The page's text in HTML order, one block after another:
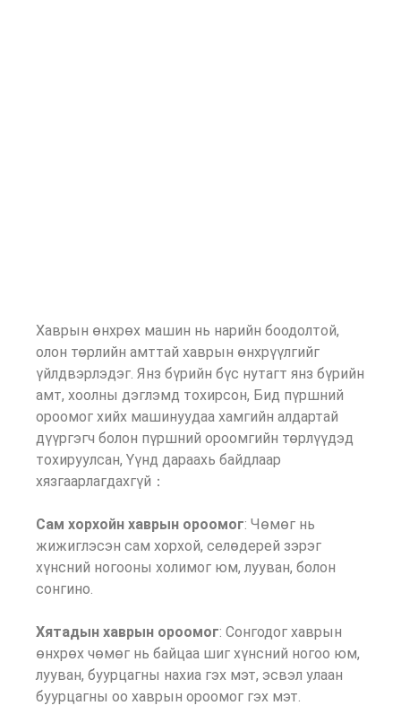
Хаврын өнхрөх машин нь нарийн боодолтой,
олон төрлийн амттай хаврын өнхрүүлгийг
үйлдвэрлэдэг. Янз бүрийн бүс нутагт янз бүрийн
амт, хоолны дэглэмд тохирсон, Бид пүршний
ороомог хийх машинуудаа хамгийн алдартай
дүүргэгч болон пүршний ороомгийн төрлүүдэд
тохируулсан, Үүнд дараахь байдлаар
хязгаарлагдахгүй：
Сам хорхойн хаврын ороомог: Чөмөг нь
жижиглэсэн сам хорхой, селөдерей зэрэг
хүнсний ногооны холимог юм, лууван, болон
сонгино.
Хятадын хаврын ороомог: Сонгодог хаврын
өнхрөх чөмөг нь байцаа шиг хүнсний ногоо юм,
лууван, буурцагны нахиа гэх мэт, эсвэл улаан
буурцагны оо хаврын ороомог гэх мэт.